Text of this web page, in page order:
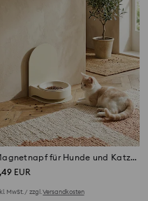
Magnetnapf für Hunde und Katzen mit Höhenverstellung
,49 EUR
MwSt. / zzgl.Versandkosten